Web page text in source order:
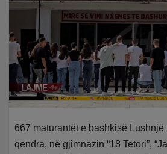
667 maturantët e bashkisë Lushnjë
qendra, në gjimnazin “18 Tetori”,